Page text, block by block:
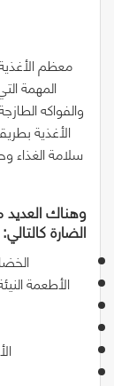
المهمة
والفواكه
الأغذية
سلامة الغذاء
وهناك العديد
الضارة كالتالي:
الأطعمة